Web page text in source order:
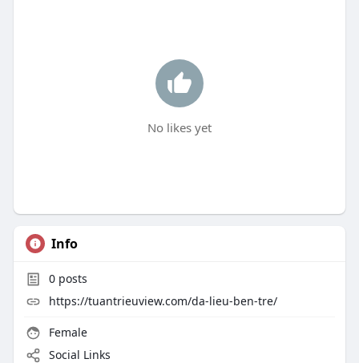
No likes yet
Info
0posts
https://tuantrieuview.com/da-lieu-ben-tre/
Female
Social Links